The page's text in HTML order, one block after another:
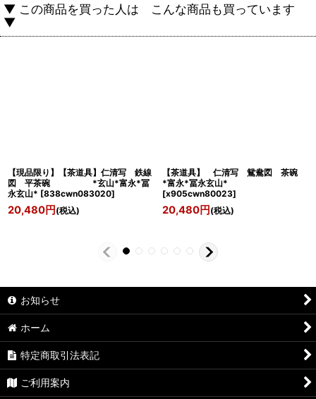
▼ この商品を買った人は こんな商品も買っています
▼
【現品限り】【茶道具】仁清写 鉄線
図 平茶碗 *玄山*富永*冨
永玄山* [838cwn083020]
20,480円 (税込)
【茶道具】 仁清写 鴛鴦図 茶碗
*富永*冨永玄山*
[x905cwn80023]
20,480円 (税込)
お知らせ
ホーム
特定商取引法表記
ご利用案内